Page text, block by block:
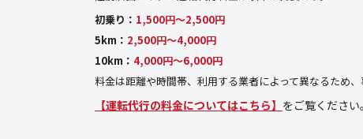
初乗り： 1,500円〜2,500円
5km： 2,500円〜4,000円
10km： 4,000円〜6,000円
料金は距離や時間帯、利用する業者によって異なるため、
【運転代行の料金についてはこちら】 をご覧ください。